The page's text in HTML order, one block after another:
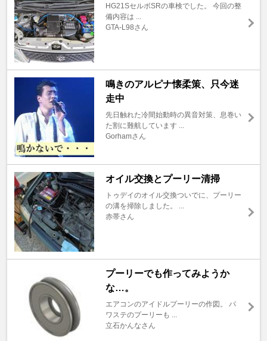
HG21SセルボSRの車検でした。 今回の整
備内容は ...
GTA-L98さん
鳴きのアルピナ懐柔策、只今迷
走中
先日触れた冷間始動時の異音対策、息巻い
た割に難航しています ...
Gorhamさん
オイル交換とプーリー清掃
トゥデイのオイル交換ついでに、プーリー
の溝を掃除しました。 ...
赤帯さん
プーリーでも作ってみようか
な…。
エアコンのアイドルプーリーの作図。 パ
ワステのプーリーも ...
立石かんなさん